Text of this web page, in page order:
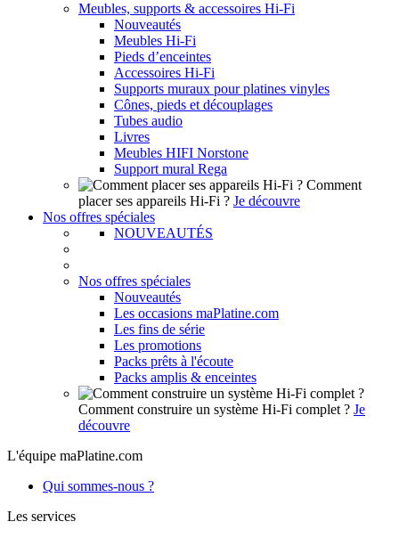
Meubles, supports & accessoires Hi-Fi
Nouveautés
Meubles Hi-Fi
Pieds d’enceintes
Accessoires Hi-Fi
Supports muraux pour platines vinyles
Cônes, pieds et découplages
Tubes audio
Livres
Meubles HIFI Norstone
Support mural Rega
Comment
placer ses appareils Hi-Fi ? Je découvre
Nos offres spéciales
NOUVEAUTÉS
Nos offres spéciales
Nouveautés
Les occasions maPlatine.com
Les fins de série
Les promotions
Packs prêts à l'écoute
Packs amplis & enceintes
Comment construire un système Hi-Fi complet ? Je
découvre
L'équipe maPlatine.com
Qui sommes-nous ?
Les services